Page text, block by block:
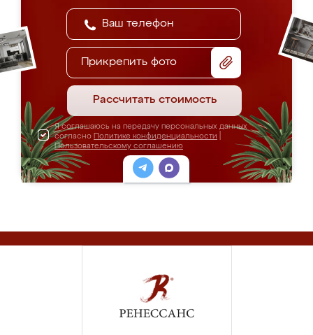
Прикрепить фото
Рассчитать стоимость
Я соглашаюсь на передачу персональных данных
согласно Политике конфиденциальности
Пользовательскому соглашению